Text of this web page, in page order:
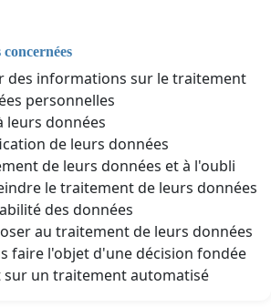
des informations sur le traitement
personnelles
leurs données
de leurs données
de leurs données et à l'oubli
le traitement de leurs données
des données
au traitement de leurs données
faire l'objet d'une décision fondée
sur un traitement automatisé